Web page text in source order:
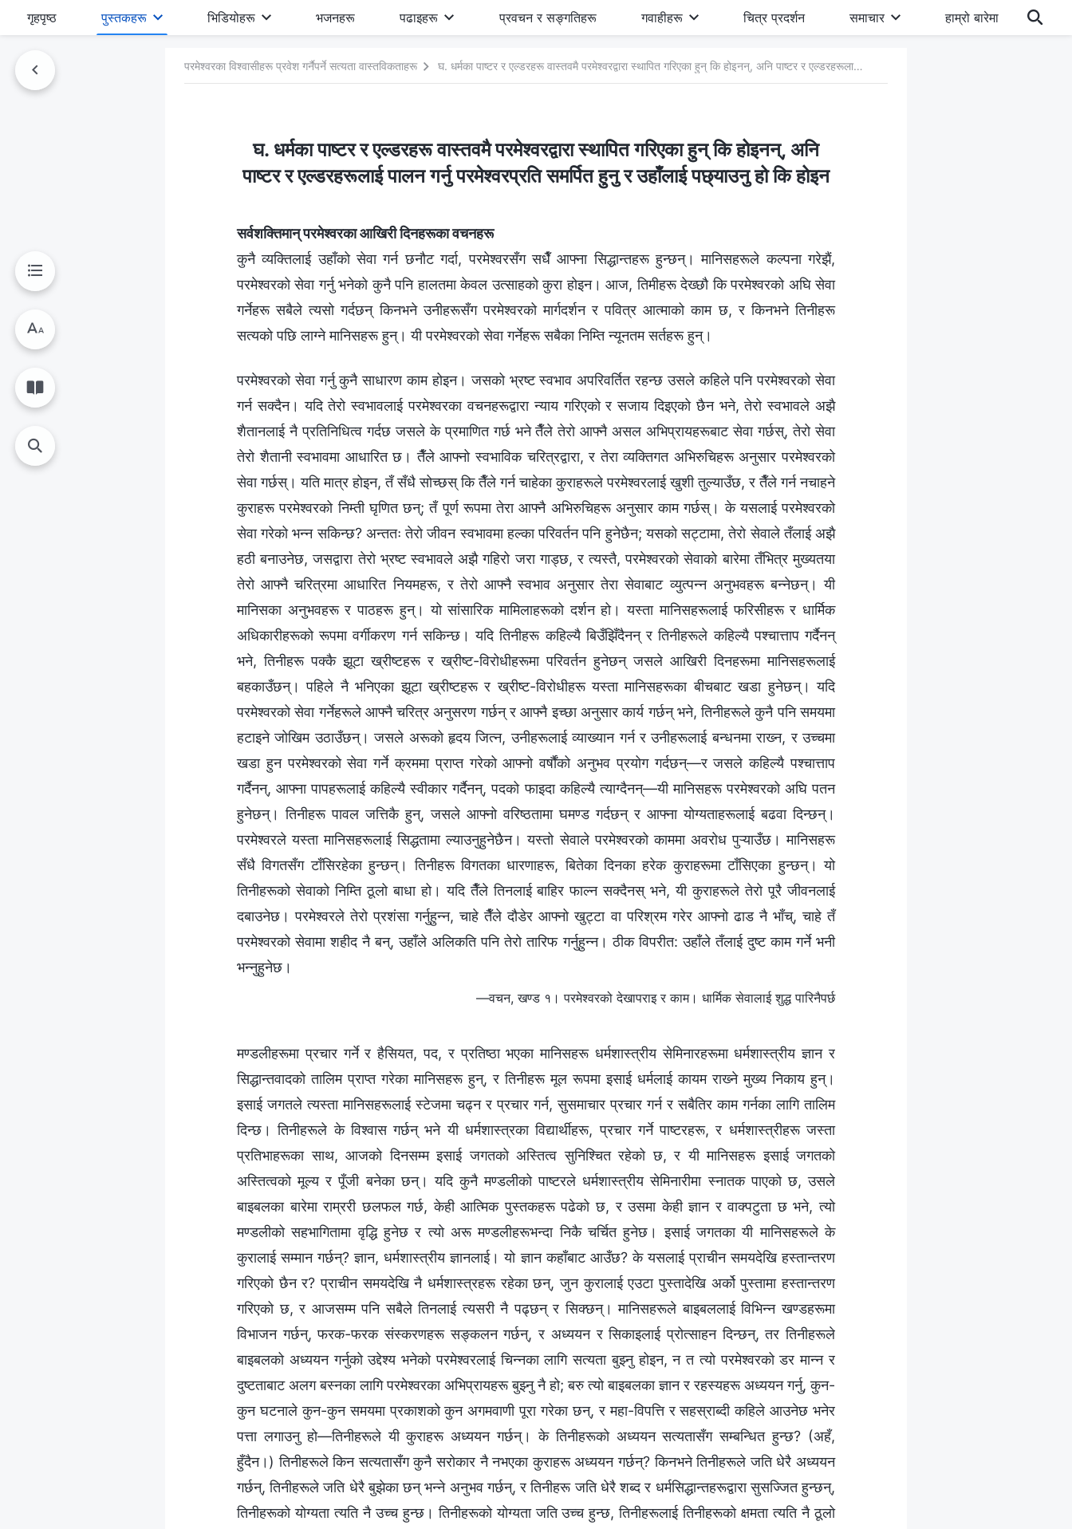
गृहपृष्ठ पुस्तकहरू भिडियोहरू भजनहरू पढाइहरू प्रवचन र सङ्गतिहरू गवाहीहरू चित्र प्रदर्शन समाचार हाम्रो बारेमा
परमेश्‍वरका विश्‍वासीहरू प्रवेश गर्नैपर्ने सत्यता वास्तविकताहरू घ. धर्मका पाष्टर र एल्डरहरू वास्तवमै परमेश्‍वरद्वारा स्थापित गरिएका हुन् कि होइनन्, अनि पाष्टर र एल्डरहरूलाई पालन गर्नु परमेश्‍वरप्रति समर्पित हुनु र उहाँलाई पछ्याउनु हो कि होइन
घ. धर्मका पाष्टर र एल्डरहरू वास्तवमै परमेश्‍वरद्वारा स्थापित गरिएका हुन् कि होइनन्, अनि
पाष्टर र एल्डरहरूलाई पालन गर्नु परमेश्‍वरप्रति समर्पित हुनु र उहाँलाई पछ्याउनु हो कि होइन
सर्वशक्तिमान् परमेश्‍वरका आखिरी दिनहरूका वचनहरू
कुनै व्यक्तिलाई उहाँको सेवा गर्न छनौट गर्दा, परमेश्‍वरसँग सधैँ आफ्ना सिद्धान्तहरू हुन्छन्। मानिसहरूले कल्पना गरेझैं,
परमेश्‍वरको सेवा गर्नु भनेको कुनै पनि हालतमा केवल उत्साहको कुरा होइन। आज, तिमीहरू देख्छौ कि परमेश्‍वरको अघि सेवा
गर्नेहरू सबैले त्यसो गर्दछन् किनभने उनीहरूसँग परमेश्‍वरको मार्गदर्शन र पवित्र आत्माको काम छ, र किनभने तिनीहरू
सत्यको पछि लाग्ने मानिसहरू हुन्। यी परमेश्‍वरको सेवा गर्नेहरू सबैका निम्ति न्यूनतम सर्तहरू हुन्।
परमेश्‍वरको सेवा गर्नु कुनै साधारण काम होइन। जसको भ्रष्ट स्वभाव अपरिवर्तित रहन्छ उसले कहिले पनि परमेश्‍वरको सेवा
गर्न सक्दैन। यदि तेरो स्वभावलाई परमेश्‍वरका वचनहरूद्वारा न्याय गरिएको र सजाय दिइएको छैन भने, तेरो स्वभावले अझै
शैतानलाई नै प्रतिनिधित्व गर्दछ जसले के प्रमाणित गर्छ भने तैँले तेरो आफ्नै असल अभिप्रायहरूबाट सेवा गर्छस्, तेरो सेवा
तेरो शैतानी स्वभावमा आधारित छ। तैँले आफ्‍नो स्वभाविक चरित्रद्वारा, र तेरा व्यक्तिगत अभिरुचिहरू अनुसार परमेश्‍वरको
सेवा गर्छस्। यति मात्र होइन, तँ सँधै सोच्छस् कि तैँले गर्न चाहेका कुराहरूले परमेश्‍वरलाई खुशी तुल्याउँछ, र तैँले गर्न नचाहने
कुराहरू परमेश्‍वरको निम्ती घृणित छन्; तँ पूर्ण रूपमा तेरा आफ्नै अभिरुचिहरू अनुसार काम गर्छस्। के यसलाई परमेश्‍वरको
सेवा गरेको भन्न सकिन्छ? अन्ततः तेरो जीवन स्वभावमा हल्का परिवर्तन पनि हुनेछैन; यसको सट्टामा, तेरो सेवाले तँलाई अझै
हठी बनाउनेछ, जसद्वारा तेरो भ्रष्ट स्वभावले अझै गहिरो जरा गाड्छ, र त्यस्तै, परमेश्‍वरको सेवाको बारेमा तँभित्र मुख्यतया
तेरो आफ्नै चरित्रमा आधारित नियमहरू, र तेरो आफ्नै स्वभाव अनुसार तेरा सेवाबाट व्युत्पन्न अनुभवहरू बन्नेछन्। यी
मानिसका अनुभवहरू र पाठहरू हुन्। यो सांसारिक मामिलाहरूको दर्शन हो। यस्ता मानिसहरूलाई फरिसीहरू र धार्मिक
अधिकारीहरूको रूपमा वर्गीकरण गर्न सकिन्छ। यदि तिनीहरू कहिल्यै बिउँझिँदैनन् र तिनीहरूले कहिल्यै पश्‍चात्ताप गर्दैनन्
भने, तिनीहरू पक्कै झूटा ख्रीष्टहरू र ख्रीष्ट-विरोधीहरूमा परिवर्तन हुनेछन् जसले आखिरी दिनहरूमा मानिसहरूलाई
बहकाउँछन्। पहिले नै भनिएका झूटा ख्रीष्टहरू र ख्रीष्ट-विरोधीहरू यस्ता मानिसहरूका बीचबाट खडा हुनेछन्। यदि
परमेश्‍वरको सेवा गर्नेहरूले आफ्नै चरित्र अनुसरण गर्छन् र आफ्नै इच्छा अनुसार कार्य गर्छन् भने, तिनीहरूले कुनै पनि समयमा
हटाइने जोखिम उठाउँछन्। जसले अरूको हृदय जित्न, उनीहरूलाई व्याख्यान गर्न र उनीहरूलाई बन्धनमा राख्‍न, र उच्चमा
खडा हुन परमेश्‍वरको सेवा गर्ने क्रममा प्राप्त गरेको आफ्नो वर्षौंको अनुभव प्रयोग गर्दछन्—र जसले कहिल्यै पश्‍चात्ताप
गर्दैनन्, आफ्ना पापहरूलाई कहिल्यै स्वीकार गर्दैनन्, पदको फाइदा कहिल्यै त्याग्दैनन्—यी मानिसहरू परमेश्‍वरको अघि पतन
हुनेछन्। तिनीहरू पावल जत्तिकै हुन्, जसले आफ्नो वरिष्ठतामा घमण्ड गर्दछन् र आफ्‍ना योग्यताहरूलाई बढवा दिन्छन्।
परमेश्‍वरले यस्ता मानिसहरूलाई सिद्धतामा ल्याउनुहुनेछैन। यस्तो सेवाले परमेश्‍वरको काममा अवरोध पुऱ्याउँछ। मानिसहरू
सँधै विगतसँग टाँसिरहेका हुन्छन्। तिनीहरू विगतका धारणाहरू, बितेका दिनका हरेक कुराहरूमा टाँसिएका हुन्छन्। यो
तिनीहरूको सेवाको निम्ति ठूलो बाधा हो। यदि तैँले तिनलाई बाहिर फाल्न सक्दैनस् भने, यी कुराहरूले तेरो पूरै जीवनलाई
दबाउनेछ। परमेश्‍वरले तेरो प्रशंसा गर्नुहुन्न, चाहे तैँले दौडेर आफ्‍नो खुट्टा वा परिश्रम गरेर आफ्‍नो ढाड नै भाँच्, चाहे तँ
परमेश्‍वरको सेवामा शहीद नै बन्, उहाँले अलिकति पनि तेरो तारिफ गर्नुहुन्‍न। ठीक विपरीत: उहाँले तँलाई दुष्ट काम गर्ने भनी
भन्‍नुहुनेछ।
—वचन, खण्ड १। परमेश्‍वरको देखापराइ र काम। धार्मिक सेवालाई शुद्ध पारिनैपर्छ
मण्डलीहरूमा प्रचार गर्ने र हैसियत, पद, र प्रतिष्ठा भएका मानिसहरू धर्मशास्त्रीय सेमिनारहरूमा धर्मशास्त्रीय ज्ञान र
सिद्धान्तवादको तालिम प्राप्त गरेका मानिसहरू हुन्, र तिनीहरू मूल रूपमा इसाई धर्मलाई कायम राख्‍ने मुख्य निकाय हुन्।
इसाई जगतले त्यस्ता मानिसहरूलाई स्टेजमा चढ्न र प्रचार गर्न, सुसमाचार प्रचार गर्न र सबैतिर काम गर्नका लागि तालिम
दिन्छ। तिनीहरूले के विश्‍वास गर्छन् भने यी धर्मशास्त्रका विद्यार्थीहरू, प्रचार गर्ने पाष्टरहरू, र धर्मशास्त्रीहरू जस्ता
प्रतिभाहरूका साथ, आजको दिनसम्म इसाई जगतको अस्तित्व सुनिश्‍चित रहेको छ, र यी मानिसहरू इसाई जगतको
अस्तित्वको मूल्य र पूँजी बनेका छन्। यदि कुनै मण्डलीको पाष्टरले धर्मशास्त्रीय सेमिनारीमा स्नातक पाएको छ, उसले
बाइबलका बारेमा राम्ररी छलफल गर्छ, केही आत्मिक पुस्तकहरू पढेको छ, र उसमा केही ज्ञान र वाक्पटुता छ भने, त्यो
मण्डलीको सहभागितामा वृद्धि हुनेछ र त्यो अरू मण्डलीहरूभन्दा निकै चर्चित हुनेछ। इसाई जगतका यी मानिसहरूले के
कुरालाई सम्मान गर्छन्? ज्ञान, धर्मशास्त्रीय ज्ञानलाई। यो ज्ञान कहाँबाट आउँछ? के यसलाई प्राचीन समयदेखि हस्तान्तरण
गरिएको छैन र? प्राचीन समयदेखि नै धर्मशास्त्रहरू रहेका छन्, जुन कुरालाई एउटा पुस्तादेखि अर्को पुस्तामा हस्तान्तरण
गरिएको छ, र आजसम्म पनि सबैले तिनलाई त्यसरी नै पढ्छन् र सिक्छन्। मानिसहरूले बाइबललाई विभिन्‍न खण्डहरूमा
विभाजन गर्छन्, फरक-फरक संस्करणहरू सङ्कलन गर्छन्, र अध्ययन र सिकाइलाई प्रोत्साहन दिन्छन्, तर तिनीहरूले
बाइबलको अध्ययन गर्नुको उद्देश्य भनेको परमेश्‍वरलाई चिन्नका लागि सत्यता बुझ्नु होइन, न त त्यो परमेश्‍वरको डर मान्न र
दुष्टताबाट अलग बस्‍नका लागि परमेश्‍वरका अभिप्रायहरू बुझ्नु नै हो; बरु त्यो बाइबलका ज्ञान र रहस्यहरू अध्ययन गर्नु, कुन-
कुन घटनाले कुन-कुन समयमा प्रकाशको कुन अगमवाणी पूरा गरेका छन्, र महा-विपत्ति र सहस्राब्दी कहिले आउनेछ भनेर
पत्ता लगाउनु हो—तिनीहरूले यी कुराहरू अध्ययन गर्छन्। के तिनीहरूको अध्ययन सत्यतासँग सम्बन्धित हुन्छ? (अहँ,
हुँदैन।) तिनीहरूले किन सत्यतासँग कुनै सरोकार नै नभएका कुराहरू अध्ययन गर्छन्? किनभने तिनीहरूले जति धेरै अध्ययन
गर्छन्, तिनीहरूले जति धेरै बुझेका छन् भन्‍ने अनुभव गर्छन्, र तिनीहरू जति धेरै शब्द र धर्मसिद्धान्तहरूद्वारा सुसज्जित हुन्छन्,
तिनीहरूको योग्यता त्यति नै उच्च हुन्छ। तिनीहरूको योग्यता जति उच्च हुन्छ, तिनीहरूलाई तिनीहरूको क्षमता त्यति नै ठूलो